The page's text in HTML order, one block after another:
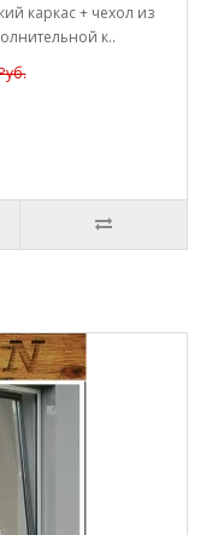
каркас + чехол из
к..